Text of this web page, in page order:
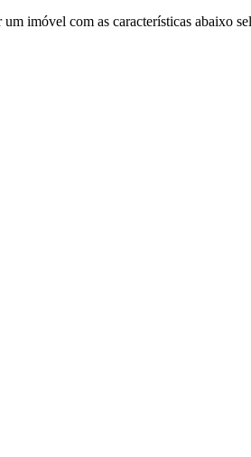
imóvel com as características abaixo